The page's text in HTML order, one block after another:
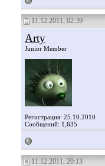
11.12.2011, 02:39
Arty
Junior Member
Регистрация: 25.10.2010
Сообщений: 1,635
11.12.2011, 20:13